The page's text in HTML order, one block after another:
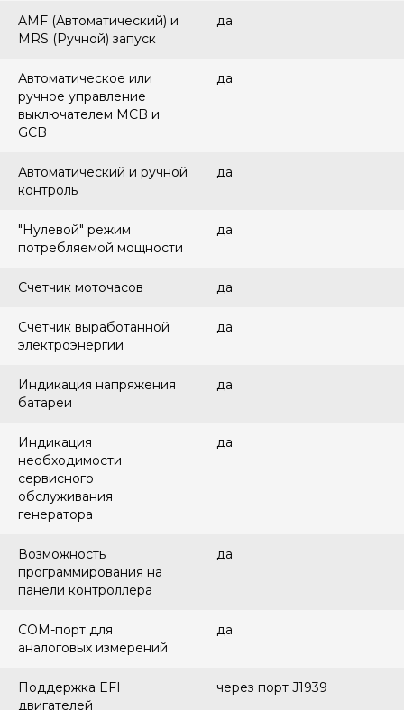
AMF (Автоматический) и
MRS (Ручной) запуск
да
Автоматическое или
ручное управление
выключателем MCB и
GCB
да
Автоматический и ручной
контроль
да
"Нулевой" режим
потребляемой мощности
да
Счетчик моточасов да
Счетчик выработанной
электроэнергии
да
Индикация напряжения
батареи
да
Индикация
необходимости
сервисного
обслуживания
генератора
да
Возможность
программирования на
панели контроллера
да
COM-порт для
аналоговых измерений
да
Поддержка EFI
двигателей
через порт J1939